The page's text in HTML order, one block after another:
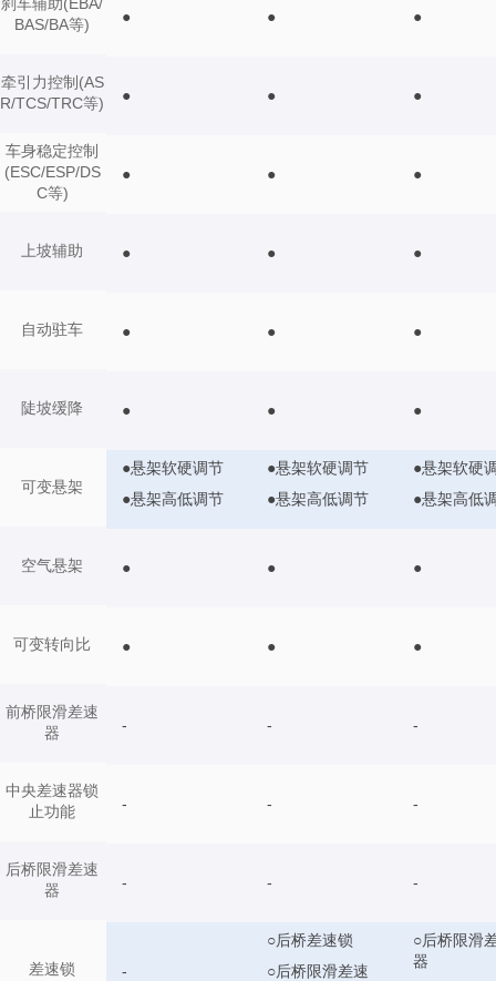
BAS/BA等)
牵引力控制(AS
R/TCS/TRC等)
车身稳定控制
(ESC/ESP/DS
C等)
上坡辅助
自动驻车
陡坡缓降
可变悬架
空气悬架
可变转向比
前桥限滑差速
器
中央差速器锁
止功能
后桥限滑差速
器
差速锁
● ● ●
● ● ●
● ● ●
● ● ●
● ● ●
● ● ●
●悬架软硬调节
●悬架高低调节
●悬架软硬调节
●悬架高低调节
●悬架软硬
●悬架高低
● ● ●
● ● ●
- - -
- - -
- - -
-
○后桥差速锁
○后桥限滑差速
○后桥限滑
器